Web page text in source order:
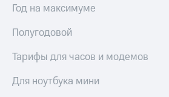
Год на максимуме
Полугодовой
Тарифы для часов и модемов
Для ноутбука мини